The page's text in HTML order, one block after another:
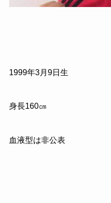
1999年3月9日生
身長160㎝
血液型は非公表